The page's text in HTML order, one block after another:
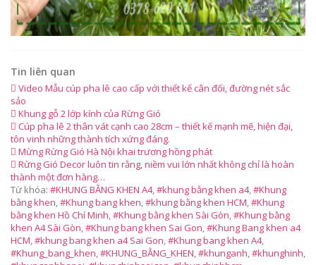
Tin liên quan
Video Mẫu cúp pha lê cao cấp với thiết kế cân đối, đường nét sắc
sảo
Khung gỗ 2 lớp kính của Rừng Gió
Cúp pha lê 2 thân vát cạnh cao 28cm – thiết kế mạnh mẽ, hiện đại,
tôn vinh những thành tích xứng đáng.
Mừng Rừng Gió Hà Nội khai trương hồng phát
Rừng Gió Decor luôn tin rằng, niềm vui lớn nhất không chỉ là hoàn
thành một đơn hàng…
Từ khóa: #KHUNG BẰNG KHEN A4,#khung bằng khen a4,#Khung
bằng khen,#Khung bang khen,#khung bằng khen HCM,#Khung
bằng khen Hồ Chí Minh,#Khung bằng khen Sài Gòn,#Khung bằng
khen A4 Sài Gòn,#Khung bang khen Sai Gon,#Khung Bang khen a4
HCM,#khung bang khen a4 Sai Gon,#Khung bang khen A4,
#Khung_bang_khen,#KHUNG_BẰNG_KHEN,#khunganh,#khunghinh,